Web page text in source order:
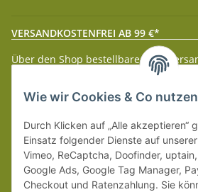
VERSANDKOSTENFREI AB 99 €*
Über den Shop bestellbare
wir innerhalb Deutschland (Festland)
versandkostenfrei.
Weitere Versanddetails entnehmen
und Zahlungsbedingungen.
Wie wir Cookies & Co nutzen
Durch Klicken auf „Alle akzeptieren“
Einsatz folgender Dienste auf
Vimeo, ReCaptcha, Doofinder,
Google Ads, Google Tag Manager,
Checkout und Ratenzahlung. Sie